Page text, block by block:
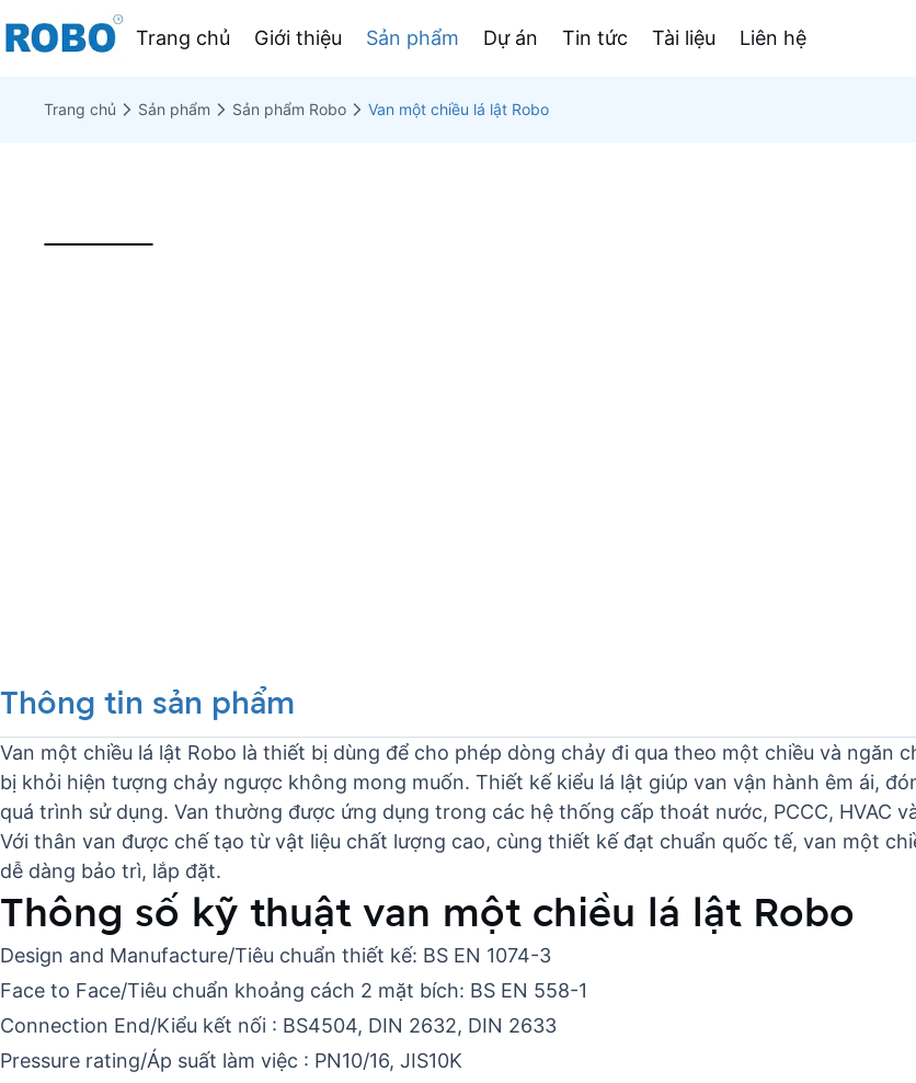
Trang chủ Giới thiệu Sản phẩm Dự án Tin tức Tài liệu Liên hệ
Trang chủ Sản phẩm Sản phẩm Robo Van một chiều lá lật Robo
Thông tin sản phẩm
Van một chiều lá lật Robo là thiết bị dùng để cho phép dòng chảy đi qua theo một chiều và
bị khỏi hiện tượng chảy ngược không mong muốn. Thiết kế kiểu lá lật giúp van vận hành êm ái,
quá trình sử dụng. Van thường được ứng dụng trong các hệ thống cấp thoát nước, PCCC, HVAC
Với thân van được chế tạo từ vật liệu chất lượng cao, cùng thiết kế đạt chuẩn quốc tế, van một
dễ dàng bảo trì, lắp đặt.
Thông số kỹ thuật van một chiều lá lật Robo
Design and Manufacture/Tiêu chuẩn thiết kế: BS EN 1074-3
Face to Face/Tiêu chuẩn khoảng cách 2 mặt bích: BS EN 558-1
Connection End/Kiểu kết nối : BS4504, DIN 2632, DIN 2633
Pressure rating/Áp suất làm việc : PN10/16, JIS10K